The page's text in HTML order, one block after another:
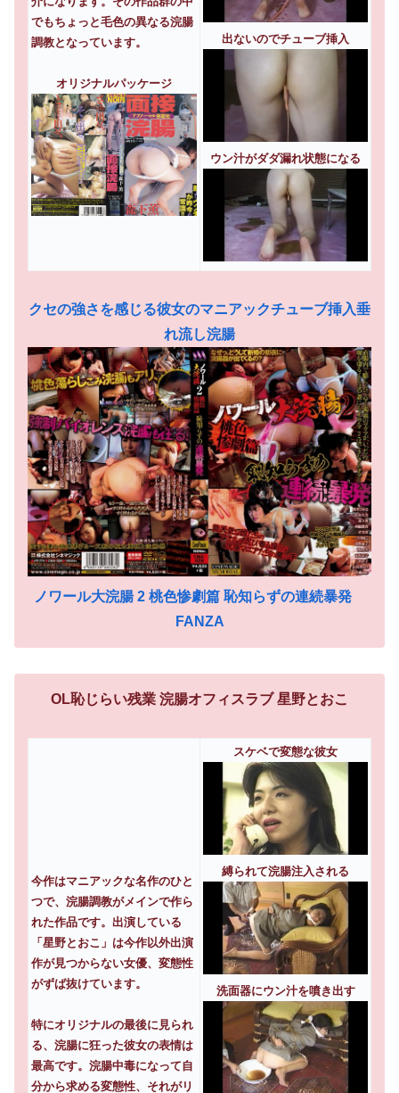
でもちょっと毛色の異なる浣腸
調教となっています。
オリジナルパッケージ
出ないのでチューブ挿入
ウン汁がダダ漏れ状態になる
クセの強さを感じる彼女のマニアックチューブ挿入垂
れ流し浣腸
ノワール大浣腸 2 桃色惨劇篇 恥知らずの連続暴発
FANZA
OL恥じらい残業 浣腸オフィスラブ 星野とおこ
今作はマニアックな名作のひと
つで、浣腸調教がメインで作ら
れた作品です。出演している
「星野とおこ」は今作以外出演
作が見つからない女優、変態性
がずば抜けています。
特にオリジナルの最後に見られ
る、浣腸に狂った彼女の表情は
最高です。浣腸中毒になって自
分から求める変態性、それがリ
スケベで変態な彼女
縛られて浣腸注入される
洗面器にウン汁を噴き出す